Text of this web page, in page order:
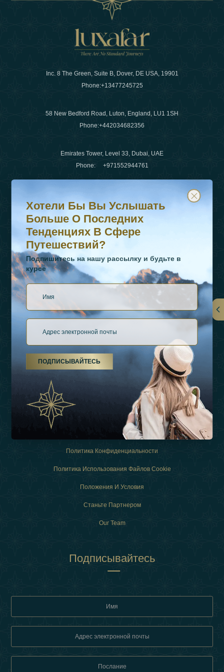
Inc. 8 The Green, Suite B, Dover, DE USA, 19901
Phone:+13477245725
58 New Bedford Road, Luton, England, LU1 1SH
Phone:+442034682356
Emirates Tower, Level 33, Dubai, UAE
Phone: +971552944761
WhatsApp Нет :+442034682356
+971552944761
О Нас
Виды Отдыха
Связаться
Политика Конфиденциальности
Политика Использования Файлов Cookie
Положения И Условия
Станьте Партнером
Our Team
Подписывайтесь
Хотели бы вы услышать больше о последних
Подпишитесь на нашу рассылку и будьте в курсе
Хотели Бы Вы Услышать
Больше О Последних
Тенденциях В Сфере
Путешествий?
Подпишитесь на нашу рассылку и будьте в
курсе
ПОДПИСЫВАЙТЕСЬ